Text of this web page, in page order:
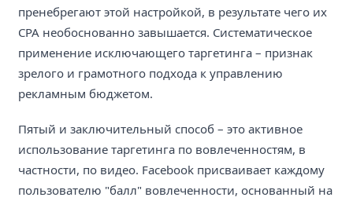
пренебрегают этой настройкой, в результате чего их
CPA необоснованно завышается. Систематическое
применение исключающего таргетинга – признак
зрелого и грамотного подхода к управлению
рекламным бюджетом.
Пятый и заключительный способ – это активное
использование таргетинга по вовлеченностям, в
частности, по видео. Facebook присваивает каждому
пользователю "балл" вовлеченности, основанный на